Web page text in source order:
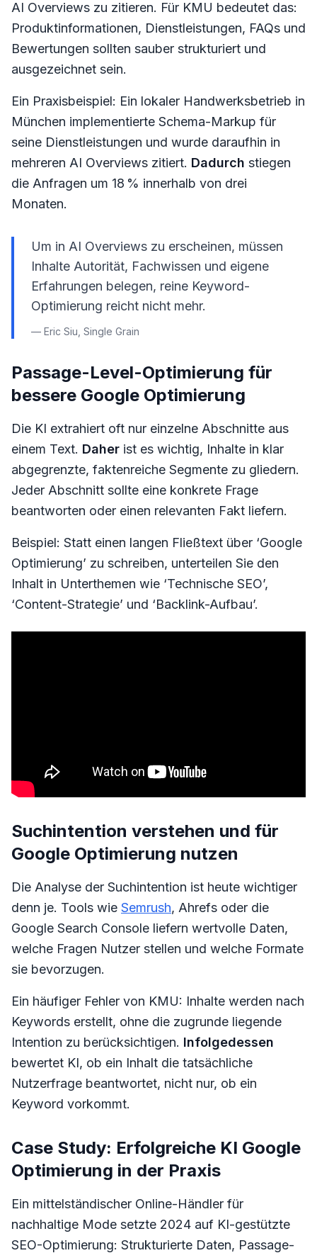
AI Overviews zu zitieren. Für KMU bedeutet das:
Produktinformationen, Dienstleistungen, FAQs und
Bewertungen sollten sauber strukturiert und
ausgezeichnet sein.
Ein Praxisbeispiel: Ein lokaler Handwerksbetrieb in
München implementierte Schema-Markup für
seine Dienstleistungen und wurde daraufhin in
mehreren AI Overviews zitiert. Dadurch stiegen
die Anfragen um 18 % innerhalb von drei
Monaten.
Um in AI Overviews zu erscheinen, müssen
Inhalte Autorität, Fachwissen und eigene
Erfahrungen belegen, reine Keyword-
Optimierung reicht nicht mehr.
— Eric Siu, Single Grain
Passage-Level-Optimierung für
bessere Google Optimierung
Die KI extrahiert oft nur einzelne Abschnitte aus
einem Text. Daher ist es wichtig, Inhalte in klar
abgegrenzte, faktenreiche Segmente zu gliedern.
Jeder Abschnitt sollte eine konkrete Frage
beantworten oder einen relevanten Fakt liefern.
Beispiel: Statt einen langen Fließtext über ‘Google
Optimierung’ zu schreiben, unterteilen Sie den
Inhalt in Unterthemen wie ‘Technische SEO’,
‘Content-Strategie’ und ‘Backlink-Aufbau’.
Suchintention verstehen und für
Google Optimierung nutzen
Die Analyse der Suchintention ist heute wichtiger
denn je. Tools wie Semrush, Ahrefs oder die
Google Search Console liefern wertvolle Daten,
welche Fragen Nutzer stellen und welche Formate
sie bevorzugen.
Ein häufiger Fehler von KMU: Inhalte werden nach
Keywords erstellt, ohne die zugrunde liegende
Intention zu berücksichtigen. Infolgedessen
bewertet KI, ob ein Inhalt die tatsächliche
Nutzerfrage beantwortet, nicht nur, ob ein
Keyword vorkommt.
Case Study: Erfolgreiche KI Google
Optimierung in der Praxis
Ein mittelständischer Online-Händler für
nachhaltige Mode setzte 2024 auf KI-gestützte
SEO-Optimierung: Strukturierte Daten, Passage-